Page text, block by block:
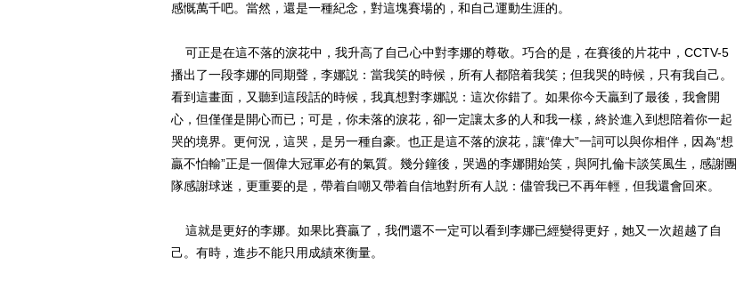
感慨萬千吧。當然，還是一種紀念，對這塊賽場的，和自己運動生涯的。
可正是在這不落的淚花中，我升高了自己心中對李娜的尊敬。巧合的是，在賽後的片花中，CCTV-5
播出了一段李娜的同期聲，李娜説：當我笑的時候，所有人都陪着我笑；但我哭的時候，只有我自己。
看到這畫面，又聽到這段話的時候，我真想對李娜説：這次你錯了。如果你今天贏到了最後，我會開
心，但僅僅是開心而已；可是，你未落的淚花，卻一定讓太多的人和我一樣，終於進入到想陪着你一起
哭的境界。更何況，這哭，是另一種自豪。也正是這不落的淚花，讓“偉大”一詞可以與你相伴，因為“想
贏不怕輸”正是一個偉大冠軍必有的氣質。幾分鐘後，哭過的李娜開始笑，與阿扎倫卡談笑風生，感謝團
隊感謝球迷，更重要的是，帶着自嘲又帶着自信地對所有人説：儘管我已不再年輕，但我還會回來。
這就是更好的李娜。如果比賽贏了，我們還不一定可以看到李娜已經變得更好，她又一次超越了自
己。有時，進步不能只用成績來衡量。